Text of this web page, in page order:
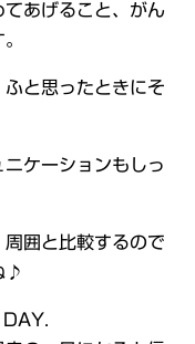
あげること、がん
と思ったときにそ
ケーションもしっ
囲と比較するので
♪